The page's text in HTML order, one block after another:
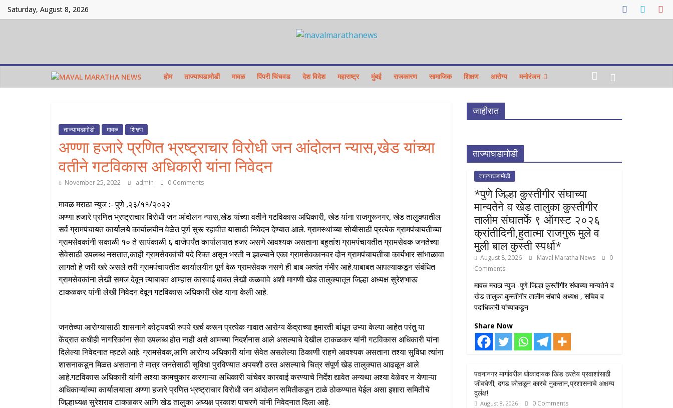
Skip
to
Saturday, August 8, 2026
maratha
news
होम ताज्याघडामोडी मावळ पिंपरी चिंचवड देश विदेश महाराष्ट्र मुंबई राजकारण सामाजिक शिक्षण आरोग्य मनोरंजन
ताज्याघडामोडी मावळ शिक्षण
अण्णा हजारे प्रणित भ्रष्ट्राचार विरोधी जन आंदोलन न्यास,खेड यांच्या
वतीने गटविकास अधिकारी यांना निवेदन
November 25, 2022 admin 0 Comments
मावळ मराठा न्यूज :- पुणे ,२३/११/२०२२
अण्णा हजारे प्रणित भ्रष्ट्राचार विरोधी जन आंदोलन न्यास,खेड यांच्या वतीने गटविकास अधिकारी, खेड यांना राजगुरूनगर, खेड तालुक्यातील
सर्व ग्रामपंचायत कार्यालये कार्यालयीन वेळेत पूर्ण सुरू रहावीत यासाठी निवेदन देण्यात आले. ग्रामस्थांच्या सोयीसाठी प्रत्येक ग्रामपंचायतीच्या
ग्रामसेवकांनी सकाळी १० ते सायंकाळी ६ वाजेपर्यंत कार्यालयात हजर असणे आवश्यक असताना बहुतांश ग्रामपंचायतीत ग्रामसेवक जनतेच्या
सेवेसाठी उपलब्ध नसतात,काही ग्रामसेवकांची पदे रिक्त असून भरती न झाल्याने एका ग्रामसेवकानवर दोन ग्रामपंचायतीचा कार्यभार सांभाळावा
लागतो हे जरी खरे असले तरी ग्रामपंचायतीत कार्यालयीन पूर्ण वेळ ग्रामसेवक नसणे ही बाब अत्यंत गंभीर आहे.याबाबत आपल्याकडून संबंधित
ग्रामसेवकांना लेखी समज देवून त्याबाबत आम्हास कारवाई बाबत लेखी कळवावे अशी मागणी खेड तालुक्यातून जिल्हा अध्यक्ष सुरेशभाऊ
टाकळकर यांनी लेखी निवेदन देवून गटविकास अधिकारी खेड याना केली आहे.
जनतेच्या आरोग्यासाठी शासनाने कोट्यवधी रुपये खर्च करून प्रत्येक गावात आरोग्य केंद्राच्या इमारती बांधून उभ्या केल्या आहेत परंतु या
केंद्रात कधीही नागरिकांना सेवा उपलब्ध होत नाही असे आमच्या निदर्शनास आले असल्याचे देखील टाकळकर यांनी गटविकास अधिकारी यांना
दिलेल्या निवेदनात म्हटले आहे. ग्रामसेवक,आणि आरोग्य अधिकारी यांना सेवेत असलेल्या ठिकाणी राहणे आवश्यक असताना तश्या सुविधा त्यांना
शासनाकडून मिळत असताना ते मात्र जनतेसाठी सुविधा पुरविण्यात अपयशी ठरत असल्याचे चित्र संपूर्ण खेड तालुक्यात आढळून आले
आहे.गटविकास अधिकारी यांनी अश्या कामचुकार करणाऱ्या अधिकारी यांचेवर कारवाई करण्याचे निर्देश द्यावेत अन्यथा अश्या वेळेवर न येणाऱ्या
अधिकाऱ्यांच्या कार्यालयाला अण्णा हजारे प्रणित भ्रष्ट्राचार विरोधी जन आंदोलन समितीकडून टाळे ठोकण्यात येईल असा इशारा समितीचे
जिल्हाध्यक्ष सुरेशराव टाकळकर आणि खेड तालुका अध्यक्ष प्रकाश पाचरणे यांनी निवेदनात दिला आहे.
जाहीरात
ताज्याघडामोडी
ताज्याघडामोडी
*पुणे जिल्हा कुस्तीगीर संघाच्या
मान्यतेने व खेड तालुका कुस्तीगीर
तालीम संघातर्फे ९ ऑगस्ट २०२६
क्रांतीदिनी,हुतात्मा राजगुरू मुले व
मुली बाल कुस्ती स्पर्धा*
August 8, 2026 Maval Maratha News
0
Comments
मावळ मराठा न्युज -पुणे जिल्हा कुस्तीगीर संघाच्या मान्यतेने व
खेड तालुका कुस्तीगीर तालीम संघाचे अध्यक्ष , सचिव व
पदाधिकारी यांच्याकडून
Share Now
पवनानगर मार्गावरील धोकादायक खिंड ठरतेय प्रवाशांसाठी
जीवघेणी; दगड कोसळून कारचे नुकसान,प्रशासनाचे अक्षम्य
दुर्लक्ष!
August 8, 2026 0 Comments